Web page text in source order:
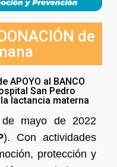
de
APOYO al BANCO
San Pedro
lactancia materna
mayo de 2022
). Con actividades
protección y